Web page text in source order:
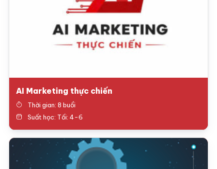
AI Marketing thực chiến
Thời gian: 8 buổi
Suất học: Tối: 4-6